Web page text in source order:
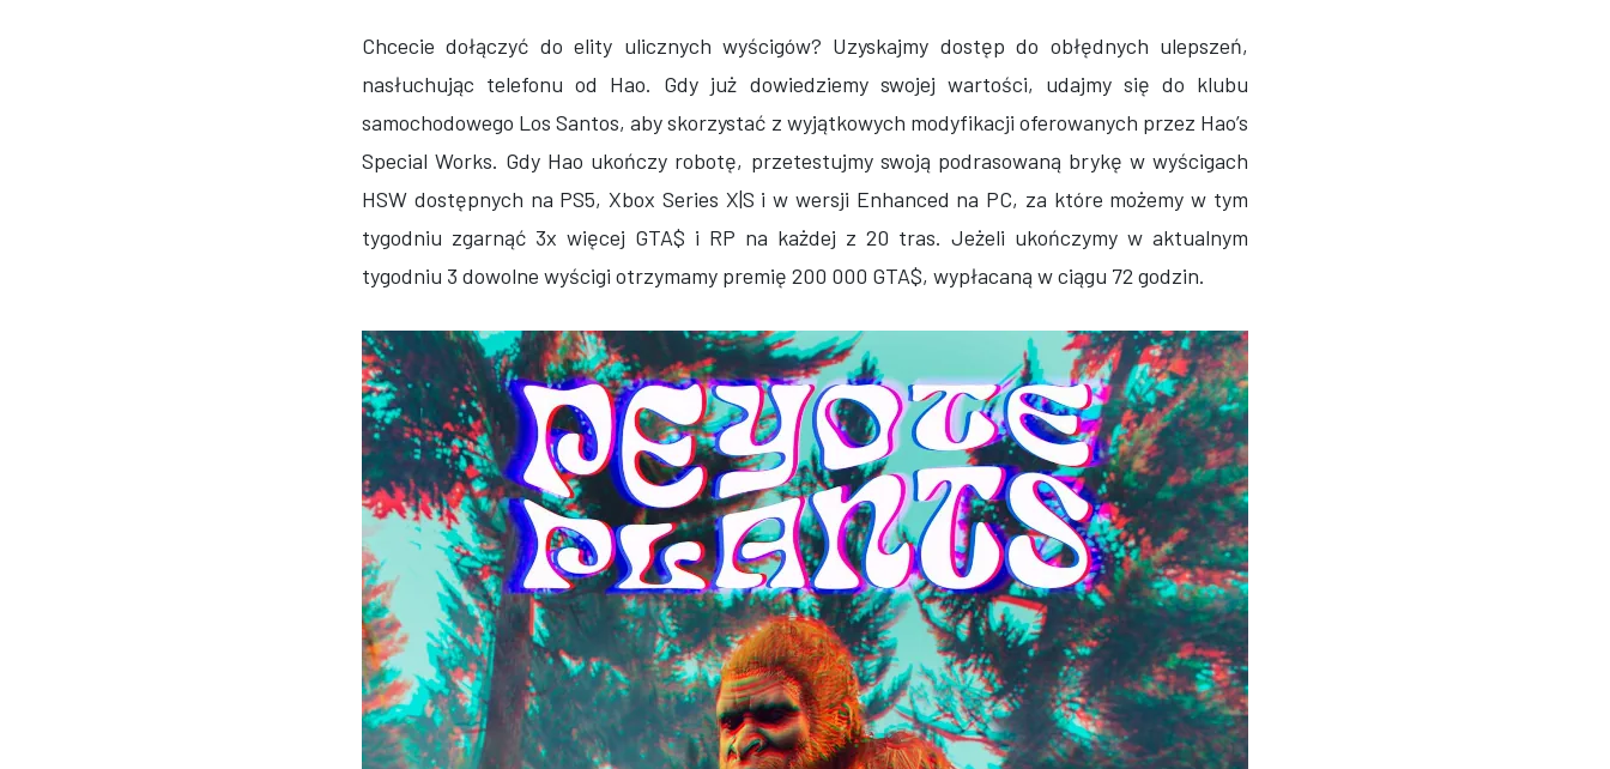
Chcecie dołączyć do elity ulicznych wyścigów? Uzyskajmy dostęp do obłędnych ulepszeń,
nasłuchując telefonu od Hao. Gdy już dowiedziemy swojej wartości, udajmy się do klubu
samochodowego Los Santos, aby skorzystać z wyjątkowych modyfikacji oferowanych przez Hao’s
Special Works. Gdy Hao ukończy robotę, przetestujmy swoją podrasowaną brykę w wyścigach
HSW dostępnych na PS5, Xbox Series X|S i w wersji Enhanced na PC, za które możemy w tym
tygodniu zgarnąć 3x więcej GTA$ i RP na każdej z 20 tras. Jeżeli ukończymy w aktualnym
tygodniu 3 dowolne wyścigi otrzymamy premię 200 000 GTA$, wypłacaną w ciągu 72 godzin.